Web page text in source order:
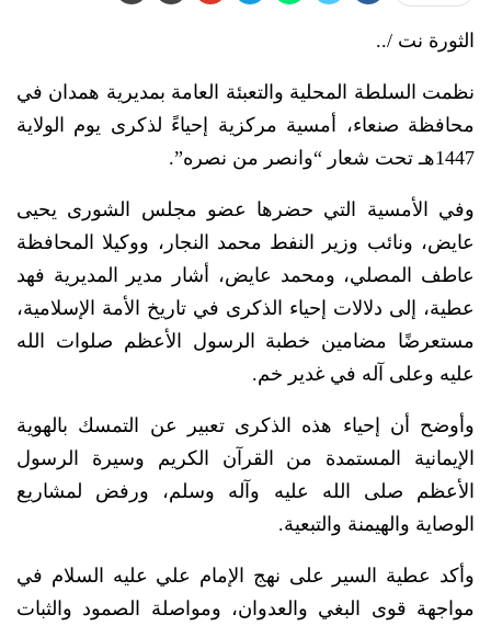
الثورة نت /..
نظمت السلطة المحلية والتعبئة العامة بمديرية همدان في
محافظة صنعاء، أمسية مركزية إحياءً لذكرى يوم الولاية
1447هـ تحت شعار “وانصر من نصره”.
وفي الأمسية التي حضرها عضو مجلس الشورى يحيى
عايض، ونائب وزير النفط محمد النجار، ووكيلا المحافظة
عاطف المصلي، ومحمد عايض، أشار مدير المديرية فهد
عطية، إلى دلالات إحياء الذكرى في تاريخ الأمة الإسلامية،
مستعرضًا مضامين خطبة الرسول الأعظم صلوات الله
عليه وعلى آله في غدير خم.
وأوضح أن إحياء هذه الذكرى تعبير عن التمسك بالهوية
الإيمانية المستمدة من القرآن الكريم وسيرة الرسول
الأعظم صلى الله عليه وآله وسلم، ورفض لمشاريع
الوصاية والهيمنة والتبعية.
وأكد عطية السير على نهج الإمام علي عليه السلام في
مواجهة قوى البغي والعدوان، ومواصلة الصمود والثبات